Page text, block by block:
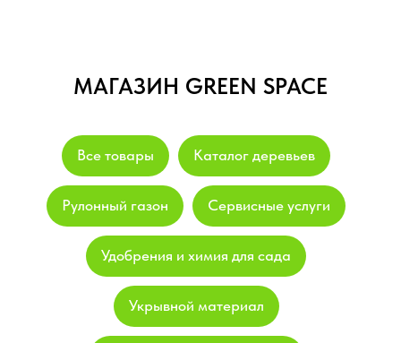
МАГАЗИН GREEN SPACE
Все товары Каталог деревьев
Рулонный газон Сервисные услуги
Удобрения и химия для сада
Укрывной материал